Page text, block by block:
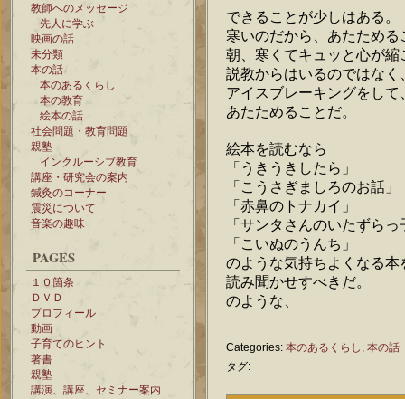
教師へのメッセージ
先人に学ぶ
映画の話
未分類
本の話
本のあるくらし
本の教育
絵本の話
社会問題・教育問題
親塾
インクルーシブ教育
講座・研究会の案内
鍼灸のコーナー
震災について
音楽の趣味
PAGES
１０箇条
ＤＶＤ
プロフィール
動画
子育てのヒント
著書
親塾
講演、講座、セミナー案内
できることが少しはある。
寒いのだから、あたためる
朝、寒くてキュッと心が
説教からはいるのではなく
アイスブレーキングをして
あたためることだ。
絵本を読むなら
「うきうきしたら」
「こうさぎましろのお話」
「赤鼻のトナカイ」
「サンタさんのいたずら
「こいぬのうんち」
のような気持ちよくなる本
読み聞かせすべきだ。
のような、
Categories: 本のあるくらし
本の話
タグ: